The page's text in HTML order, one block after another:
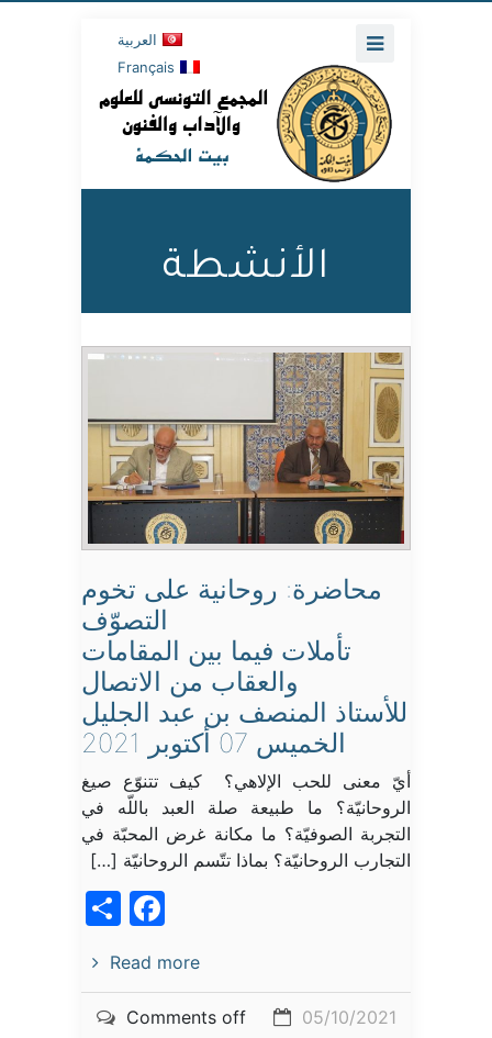
العربية
Français
الأنشطة
محاضرة: روحانية على تخوم
التصوّف
تأملات فيما بين المقامات
والعقاب من الاتصال
للأستاذ المنصف بن عبد الجليل
الخميس 07 أكتوبر 2021
أيّ معنى للحب الإلاهي؟ كيف تتنوّع صيغ
الروحانيّة؟ ما طبيعة صلة العبد باللّه في
التجربة الصوفيّة؟ ما مكانة غرض المحبّة في
التجارب الروحانيّة؟ بماذا تتّسم الروحانيّة […]
Read more
05/10/2021
Comments off